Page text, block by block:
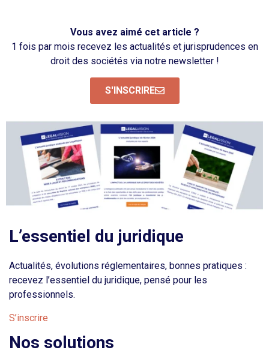
Vous avez aimé cet article ?
1 fois par mois recevez les actualités et jurisprudences en
droit des sociétés via notre newsletter !
S'INSCRIRE
L’essentiel du juridique
Actualités, évolutions réglementaires, bonnes pratiques :
recevez l’essentiel du juridique, pensé pour les
professionnels.
S’inscrire
Nos solutions